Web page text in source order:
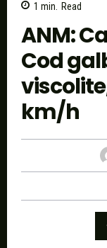
1 min. Read
ANM:
Cod
km/h